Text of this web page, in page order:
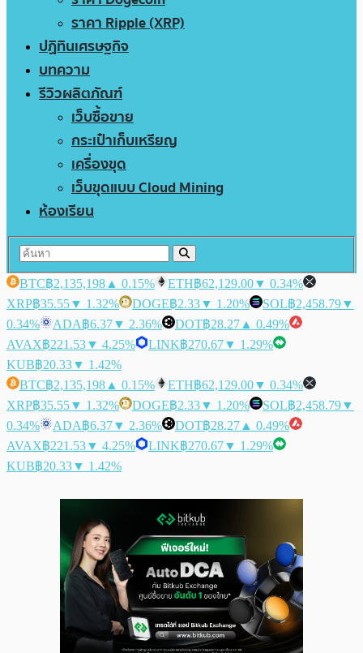
ราคา Ripple (XRP)
ปฏิทินเศรษฐกิจ
บทความ
รีวิวผลิตภัณฑ์
เว็บซื้อขาย
กระเป๋าเก็บเหรียญ
เครื่องขุด
เว็บขุดแบบ Cloud Mining
ห้องเรียน
BTC฿2,135,198 ▲ 0.15% ETH฿62,129.00▼ 0.34%
XRP฿35.55▼ 1.32% DOGE฿2.33▼ 1.20% SOL฿2,458.79▼
0.34%
ADA฿6.37▼ 2.36% DOT฿28.27 ▲ 0.49%
AVAX฿221.53▼ 4.25% LINK฿270.67▼ 1.29%
KUB฿20.33▼ 1.42%
BTC฿2,135,198 ▲ 0.15% ETH฿62,129.00▼ 0.34%
XRP฿35.55▼ 1.32% DOGE฿2.33▼ 1.20% SOL฿2,458.79▼
0.34%
ADA฿6.37▼ 2.36% DOT฿28.27 ▲ 0.49%
AVAX฿221.53▼ 4.25% LINK฿270.67▼ 1.29%
KUB฿20.33▼ 1.42%